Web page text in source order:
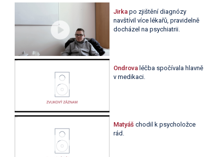
Jirka po zjištění diagnózy
navštívil více lékařů, pravidelně
docházel na psychiatrii.
Ondrova léčba spočívala hlavně
v medikaci.
Matyáš chodil k psycholožce
rád.